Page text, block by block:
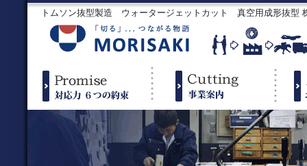
トムソン抜型製造 ウォータージェットカット 真空用成形抜